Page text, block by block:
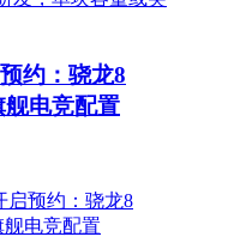
约：骁龙8
舰电竞配置